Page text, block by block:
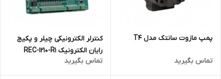
پمپ مازوت سانتک مدل T4
تماس بگیرید
کنترلر الکترونیکی چیلر و پکیج
‌رایان الکترونیک REC-1210-R1
تماس بگیرید